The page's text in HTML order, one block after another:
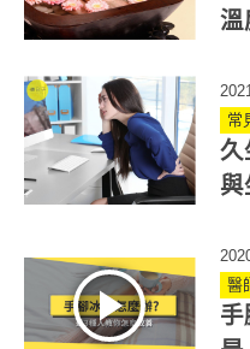
溫
常
久
與
醫
手